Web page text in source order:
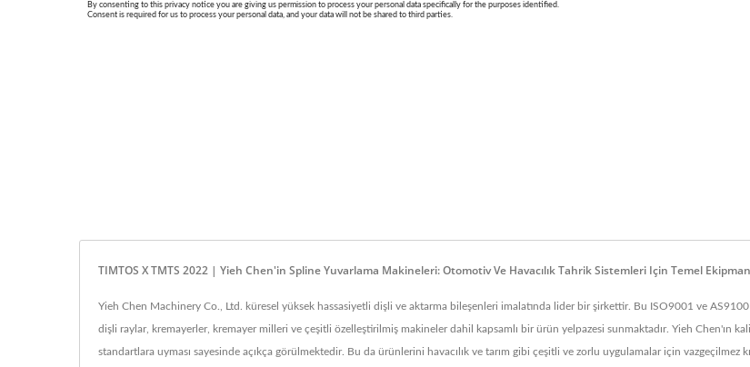
TIMTOS X TMTS 2022 | Yieh Chen'in Spline Yuvarlama Makineleri: Otomotiv Ve Havacılık Tahrik Sistemleri Için Temel Ekipman
Yieh Chen Machinery Co., Ltd. küresel yüksek hassasiyetli dişli ve aktarma bileşenleri imalatında lider bir şirkettir. Bu ISO9001 ve
dişli raylar, kremayerler, kremayer milleri ve çeşitli özelleştirilmiş makineler dahil kapsamlı bir ürün yelpazesi sunmaktadır. Yieh Chen'ın
standartlara uyması sayesinde açıkça görülmektedir. Bu da ürünlerini havacılık ve tarım gibi çeşitli ve zorlu uygulamalar için vazgeçilmez